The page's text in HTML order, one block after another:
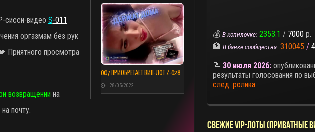
007 ПРИОБРЕТАЕТ ВИП-ЛОТ Z-028
28/05/2022
сисси-видео S-011
оргазмам без рук
Приятного просмотра
возвращении на
почту.
💰 В копилочке: 2353.1 / 7000 р.
🏦 В банке сообщества: 310045 /
📝 30 июля 2026:
результаты голосования по
след. ролика
СВЕЖИЕ VIP-ЛОТЫ (ПРИВАТНЫЕ